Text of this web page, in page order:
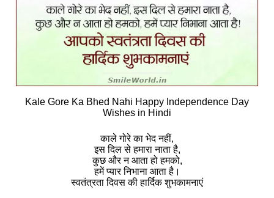
Kale Gore Ka Bhed Nahi Happy Independence Day
Wishes in Hindi
काले गोरे का भेद नहीं,
इस दिल से हमारा नाता है,
कुछ और न आता हो हमको,
हमें प्यार निभाना आता है।
स्‍वतंत्रता दिवस की हार्दिक शुभकामनाएं